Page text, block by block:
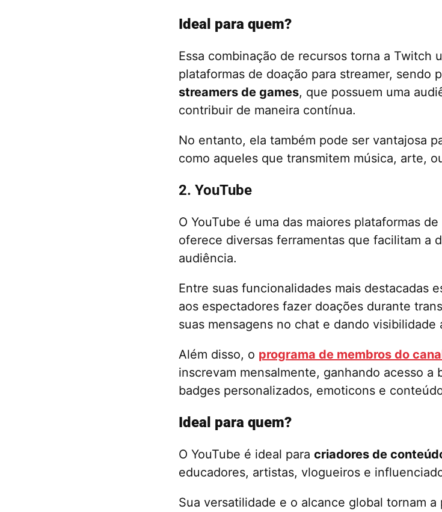
Ideal para quem?
Essa combinação de recursos torna a Twitch
plataformas de doação para streamer, sendo
streamers de games, que possuem uma
contribuir de maneira contínua.
No entanto, ela também pode ser vantajosa
como aqueles que transmitem música, arte,
2. YouTube
O YouTube é uma das maiores plataformas
oferece diversas ferramentas que facilitam a
audiência.
Entre suas funcionalidades mais destacadas
aos espectadores fazer doações durante
suas mensagens no chat e dando visibilidade
Além disso, o programa de membros do
inscrevam mensalmente, ganhando acesso a
badges personalizados, emoticons e
Ideal para quem?
O YouTube é ideal para criadores de
educadores, artistas, vlogueiros e
Sua versatilidade e o alcance global tornam